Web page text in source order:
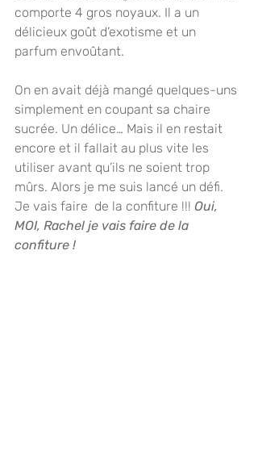
comporte 4 gros noyaux. Il a un
délicieux goût d’exotisme et un
parfum envoûtant.
On en avait déjà mangé quelques-uns
simplement en coupant sa chaire
sucrée. Un délice… Mais il en restait
encore et il fallait au plus vite les
utiliser avant qu’ils ne soient trop
mûrs. Alors je me suis lancé un défi.
Je vais faire  de la confiture !!! Oui,
MOI, Rachel je vais faire de la
confiture !